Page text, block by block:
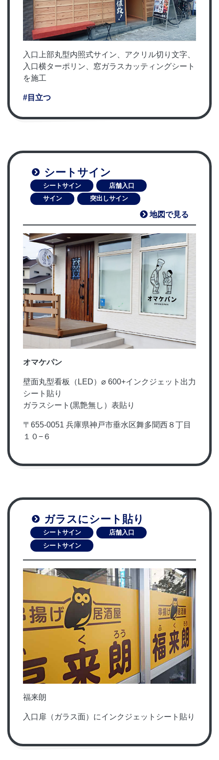
入口上部丸型内照式サイン、アクリル切り文字、
入口横ターポリン、窓ガラスカッティングシート
を施工
#目立つ
シートサイン
シートサイン
店舗入口
サイン
突出しサイン
地図で見る
オマケパン
壁面丸型看板（LED）⌀ 600+インクジェット出力
シート貼り
ガラスシート(黒艶無し）表貼り
〒655-0051 兵庫県神戸市垂水区舞多聞西８丁目
１０−６
ガラスにシート貼り
シートサイン
店舗入口
シートサイン
福来朗
入口扉（ガラス面）にインクジェットシート貼り